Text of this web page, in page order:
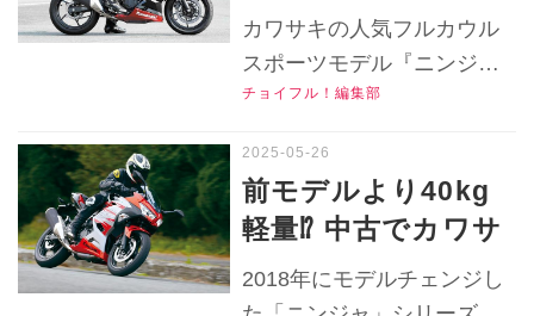
ャ400』の足つきや
ライディングポジシ
ョンは？各部装備を
真で解説！【チョイ
フル！中古バイク選
びの参考書／
KAWASAKI
カワサキの人気フルカウル
スポーツモデル『ニンジャ
400』の足つきやライディン
安治、オートバイ編集部※
この記事は2019年7月23日
にwebオートバイで公開さ
れたものを再構成した記事
チョイフル！編集部
前モデルより40kg
軽量⁉ 中古でカワサ
キ『ニンジャ400』
を狙うなら2018年
2018年にモデルチェンジし